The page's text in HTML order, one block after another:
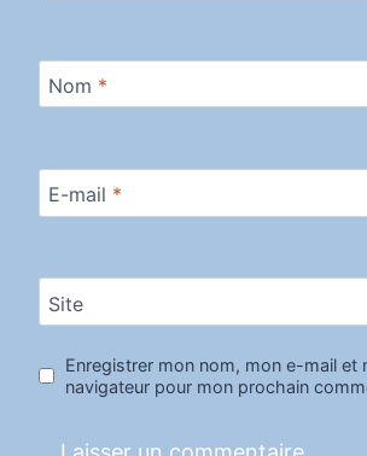
Nom *
E-mail *
Site
Enregistrer mon nom, mon e-mail et
navigateur pour mon prochain